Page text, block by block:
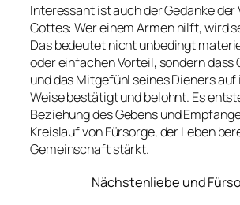
Interessant ist auch der Gedanke der
Gottes: Wer einem Armen hilft, wird
Das bedeutet nicht unbedingt
oder einfachen Vorteil, sondern dass
und das Mitgefühl seines Dieners
Weise bestätigt und belohnt. Es
Beziehung des Gebens und
Kreislauf von Fürsorge, der Leben
Gemeinschaft stärkt.
Nächstenliebe und